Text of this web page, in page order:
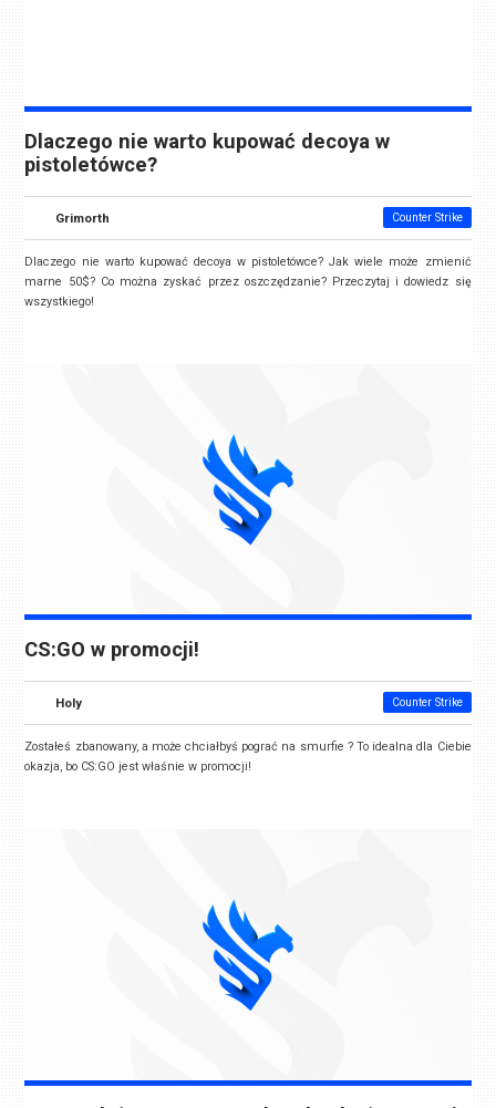
Dlaczego nie warto kupować decoya w
pistoletówce?
Grimorth Counter Strike
Dlaczego nie warto kupować decoya w pistoletówce? Jak wiele może zmienić
marne 50$? Co można zyskać przez oszczędzanie? Przeczytaj i dowiedz się
wszystkiego!
CS:GO w promocji!
Holy Counter Strike
Zostałeś zbanowany, a może chciałbyś pograć na smurfie ? To idealna dla Ciebie
okazja, bo CS:GO jest właśnie w promocji!